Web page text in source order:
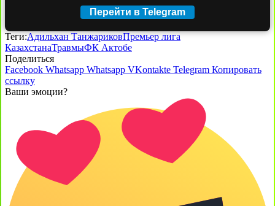
Перейти в Telegram
Теги:Адильхан ТанжариковПремьер лига
КазахстанаТравмыФК Актобе
Поделиться
Facebook Whatsapp Whatsapp VKontakte Telegram Копировать
ссылку
Ваши эмоции?